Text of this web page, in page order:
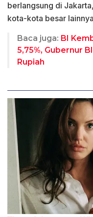
berlangsung di
kota-kota besar
Baca juga: BI
5,75%, Gubernur
Rupiah